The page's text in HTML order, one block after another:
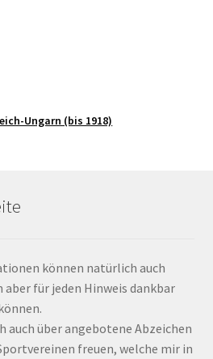
Ungarn (bis 1918)
können natürlich auch
aber für jeden Hinweis dankbar
auch über angebotene Abzeichen
freuen, welche mir in